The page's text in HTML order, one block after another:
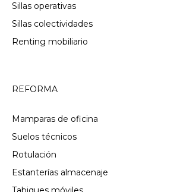
Sillas operativas
Sillas colectividades
Renting mobiliario
REFORMA
Mamparas de oficina
Suelos técnicos
Rotulación
Estanterías almacenaje